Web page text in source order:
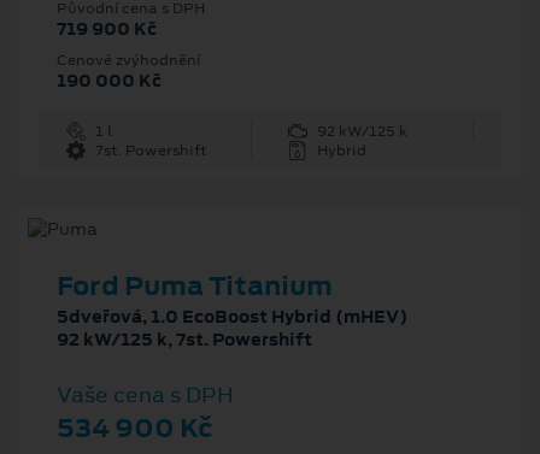
Původní cena s DPH
719 900 Kč
Cenové zvýhodnění
190 000 Kč
1 l
92 kW/125 k
7st. Powershift
Hybrid
Ford Puma Titanium
5dveřová, 1.0 EcoBoost Hybrid (mHEV)
92 kW/125 k, 7st. Powershift
Vaše cena s DPH
534 900 Kč